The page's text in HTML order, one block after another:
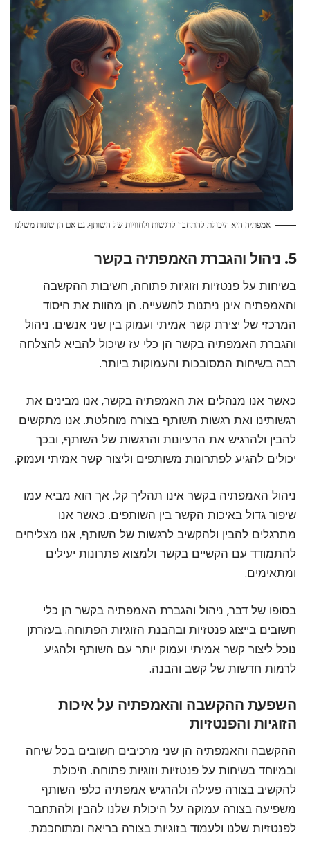
אמפתיה היא היכולת להתחבר לרגשות ולחוויות של השותף, גם אם הן שונות משלנו
5. ניהול והגברת האמפתיה בקשר
בשיחות על פנטזיות וזוגיות פתוחה, חשיבות ההקשבה
והאמפתיה אינן ניתנות להשעייה. הן מהוות את היסוד
המרכזי של יצירת קשר אמיתי ועמוק בין שני אנשים. ניהול
והגברת האמפתיה בקשר הן כלי עז שיכול להביא להצלחה
רבה בשיחות המסובכות והעמוקות ביותר.
כאשר אנו מנהלים את האמפתיה בקשר, אנו מבינים את
רגשותינו ואת רגשות השותף בצורה מוחלטת. אנו מתקשים
להבין ולהרגיש את הרעיונות והרגשות של השותף, ובכך
יכולים להגיע לפתרונות משותפים וליצור קשר אמיתי ועמוק.
ניהול האמפתיה בקשר אינו תהליך קל, אך הוא מביא עמו
שיפור גדול באיכות הקשר בין השותפים. כאשר אנו
מתרגלים להבין ולהקשיב לרגשות של השותף, אנו מצליחים
להתמודד עם הקשיים בקשר ולמצוא פתרונות יעילים
ומתאימים.
בסופו של דבר, ניהול והגברת האמפתיה בקשר הן כלי
חשובים בייצוג פנטזיות ובהבנת הזוגיות הפתוחה. בעזרתן
נוכל ליצור קשר אמיתי ועמוק יותר עם השותף ולהגיע
לרמות חדשות של קשב והבנה.
השפעת ההקשבה והאמפתיה על איכות
הזוגיות והפנטזיות
ההקשבה והאמפתיה הן שני מרכיבים חשובים בכל שיחה
ובמיוחד בשיחות על פנטזיות וזוגיות פתוחה. היכולת
להקשיב בצורה פעילה ולהרגיש אמפתיה כלפי השותף
משפיעה בצורה עמוקה על היכולת שלנו להבין ולהתחבר
לפנטזיות שלנו ולעמוד בזוגיות בצורה בריאה ומתוחכמת.